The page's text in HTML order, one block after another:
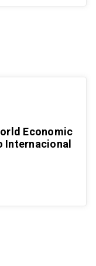
Economic
Internacional